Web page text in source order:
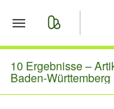
Start
Merkliste
10 Ergebnisse –
Baden-Württemberg